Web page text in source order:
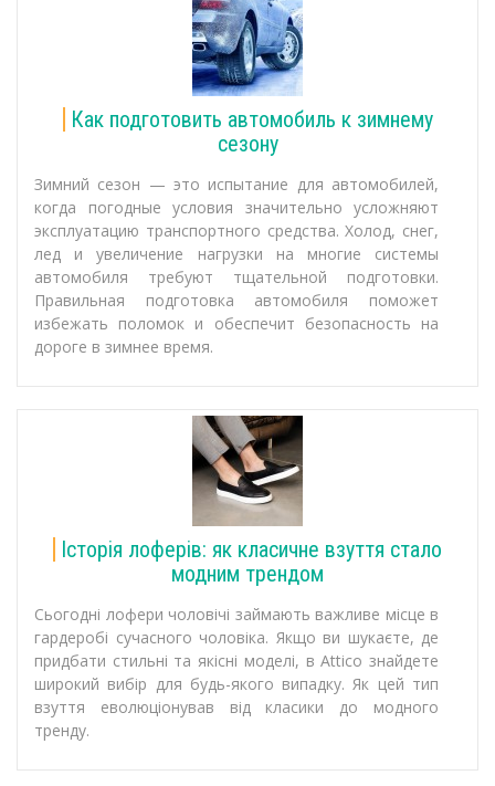
Как подготовить автомобиль к зимнему
сезону
Зимний сезон — это испытание для автомобилей,
когда погодные условия значительно усложняют
эксплуатацию транспортного средства. Холод, снег,
лед и увеличение нагрузки на многие системы
автомобиля требуют тщательной подготовки.
Правильная подготовка автомобиля поможет
избежать поломок и обеспечит безопасность на
дороге в зимнее время.
Історія лоферів: як класичне взуття стало
модним трендом
Сьогодні лофери чоловічі займають важливе місце в
гардеробі сучасного чоловіка. Якщо ви шукаєте, де
придбати стильні та якісні моделі, в Attico знайдете
широкий вибір для будь-якого випадку. Як цей тип
взуття еволюціонував від класики до модного
тренду.